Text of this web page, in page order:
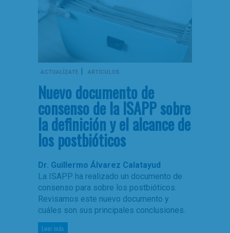
ACTUALÍZATE | ARTÍCULOS
Nuevo documento de
consenso de la ISAPP sobre
la definición y el alcance de
los postbióticos
Dr. Guillermo Álvarez Calatayud
La ISAPP ha realizado un documento de
consenso para sobre los postbióticos.
Revisamos este nuevo documento y
cuáles son sus principales conclusiones.
Leer más